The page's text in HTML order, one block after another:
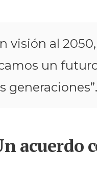
visión al
un
generaciones”.
acuerdo